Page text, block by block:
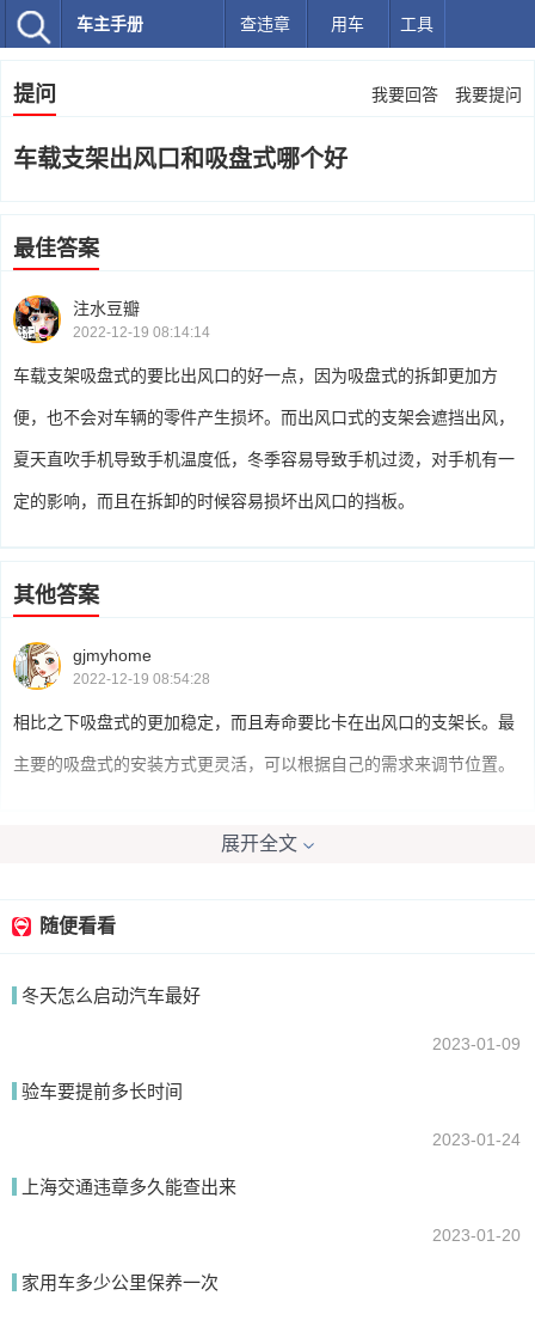
车主手册 查违章 用车 工具
提问 我要回答 我要提问
车载支架出风口和吸盘式哪个好
最佳答案
注水豆瓣
2022-12-19 08:14:14
车载支架吸盘式的要比出风口的好一点，因为吸盘式的拆卸更加方
便，也不会对车辆的零件产生损坏。而出风口式的支架会遮挡出风，
夏天直吹手机导致手机温度低，冬季容易导致手机过烫，对手机有一
定的影响，而且在拆卸的时候容易损坏出风口的挡板。
其他答案
gjmyhome
2022-12-19 08:54:28
相比之下吸盘式的更加稳定，而且寿命要比卡在出风口的支架长。最
主要的吸盘式的安装方式更灵活，可以根据自己的需求来调节位置。
提交
展开全文
随便看看
冬天怎么启动汽车最好
2023-01-09
验车要提前多长时间
2023-01-24
上海交通违章多久能查出来
2023-01-20
家用车多少公里保养一次